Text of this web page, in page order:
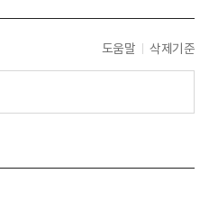
도움말 삭제기준